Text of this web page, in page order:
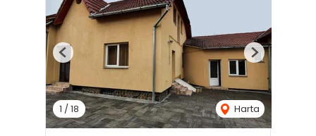
1 /18 Harta
Previous Next